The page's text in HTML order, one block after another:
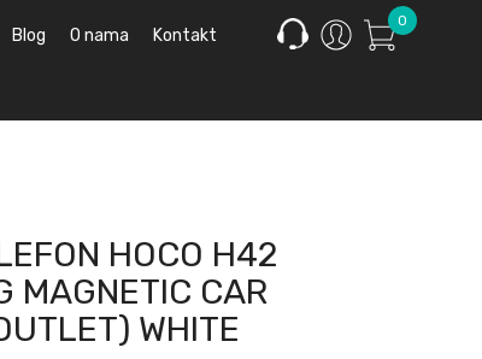
Blog O nama Kontakt
0
HOCO H42
MAGNETIC CAR
WHITE